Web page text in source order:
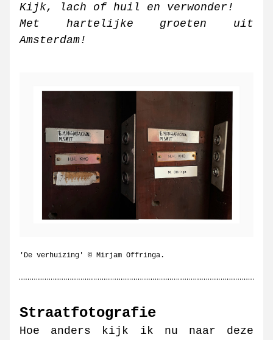
Kijk, lach of huil en verwonder!
Met hartelijke groeten uit
Amsterdam!
'De verhuizing' © Mirjam Offringa.
Straatfotografie
Hoe anders kijk ik nu naar deze